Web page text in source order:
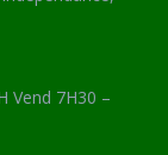
Vend 7H30 –